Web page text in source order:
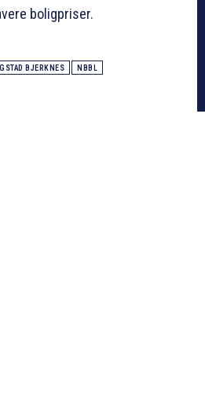
boligpriser.
BJERKNES NBBL